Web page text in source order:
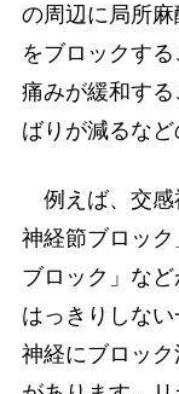
の周辺に局所
をブロックす
痛みが緩和す
ばりが減るなど
例えば、交感
神経節ブロッ
ブロック」な
はっきりしな
神経にブロッ